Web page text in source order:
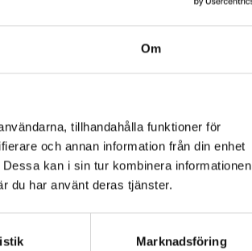
Om
tillhandahålla funktioner för
och annan information från din enhet
kan i sin tur kombinera informationen
du har använt deras tjänster.
Marknadsföring
görs
ned
version
är